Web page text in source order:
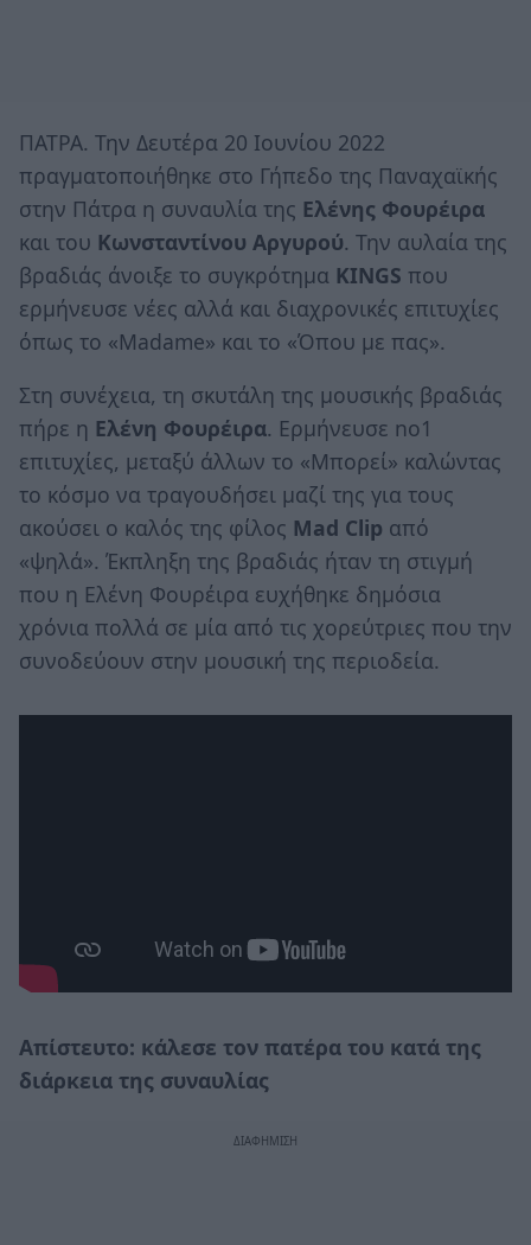
ΠΑΤΡΑ. Την Δευτέρα 20 Ιουνίου 2022
πραγματοποιήθηκε στο Γήπεδο της Παναχαϊκής
στην Πάτρα η συναυλία της Ελένης Φουρέιρα
και του Κωνσταντίνου Αργυρού. Την αυλαία της
βραδιάς άνοιξε το συγκρότημα KINGS που
ερμήνευσε νέες αλλά και διαχρονικές επιτυχίες
όπως το «Madame» και το «Όπου με πας».
Στη συνέχεια, τη σκυτάλη της μουσικής βραδιάς
πήρε η Ελένη Φουρέιρα. Ερμήνευσε no1
επιτυχίες, μεταξύ άλλων το «Μπορεί» καλώντας
το κόσμο να τραγουδήσει μαζί της για τους
ακούσει ο καλός της φίλος Mad Clip από
«ψηλά». Έκπληξη της βραδιάς ήταν τη στιγμή
που η Ελένη Φουρέιρα ευχήθηκε δημόσια
χρόνια πολλά σε μία από τις χορεύτριες που την
συνοδεύουν στην μουσική της περιοδεία.
Απίστευτο: κάλεσε τον πατέρα του κατά της
διάρκεια της συναυλίας